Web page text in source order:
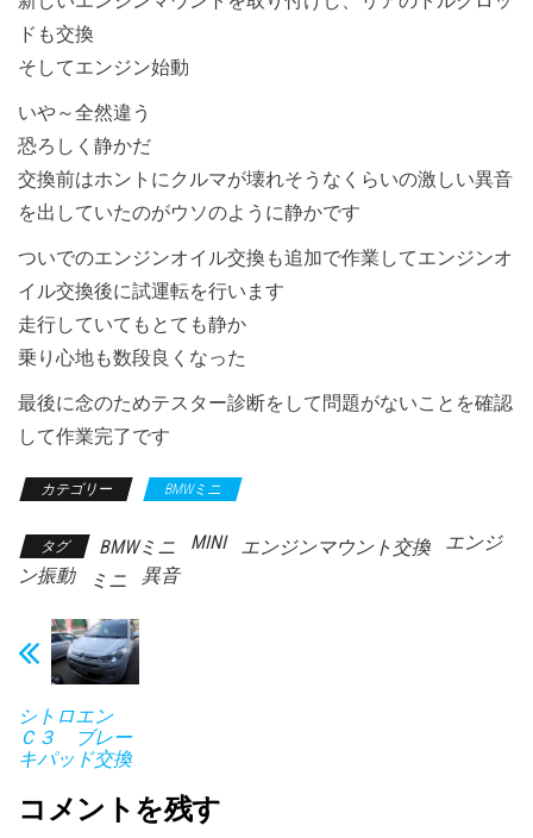
ドも交換
そしてエンジン始動
いや～全然違う
恐ろしく静かだ
交換前はホントにクルマが壊れそうなくらいの激しい異音
を出していたのがウソのように静かです
ついでのエンジンオイル交換も追加で作業してエンジンオ
イル交換後に試運転を行います
走行していてもとても静か
乗り心地も数段良くなった
最後に念のためテスター診断をして問題がないことを確認
して作業完了です
カテゴリー BMWミニ
タグ BMWミニ MINI エンジンマウント交換
エンジ
ン振動
ミニ 異音
シトロエン
Ｃ３ ブレー
キパッド交換
コメントを残す